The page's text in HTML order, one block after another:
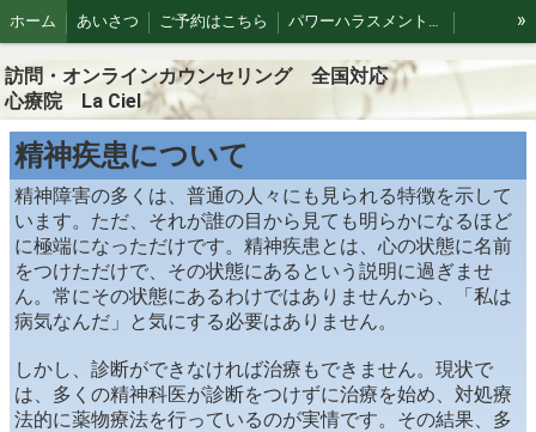
ホーム あいさつ ご予約はこちら パワーハラスメントや職場トラブル
精神疾患について カウンセラー紹介
注目情報 フローカウンセリング
»
訪問・オンラインカウンセリング 全国対応
心療院 La Ciel
精神疾患について
精神障害の多くは、普通の人々にも見られる特徴を示して
います。ただ、それが誰の目から見ても明らかになるほど
に極端になっただけです。精神疾患とは、心の状態に名前
をつけただけで、その状態にあるという説明に過ぎませ
ん。常にその状態にあるわけではありませんから、「私は
病気なんだ」と気にする必要はありません。
しかし、診断ができなければ治療もできません。現状で
は、多くの精神科医が診断をつけずに治療を始め、対処療
法的に薬物療法を行っているのが実情です。その結果、多